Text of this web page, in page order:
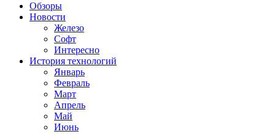
Обзоры
Новости
Железо
Софт
Интересно
История технологий
Январь
Февраль
Март
Апрель
Май
Июнь